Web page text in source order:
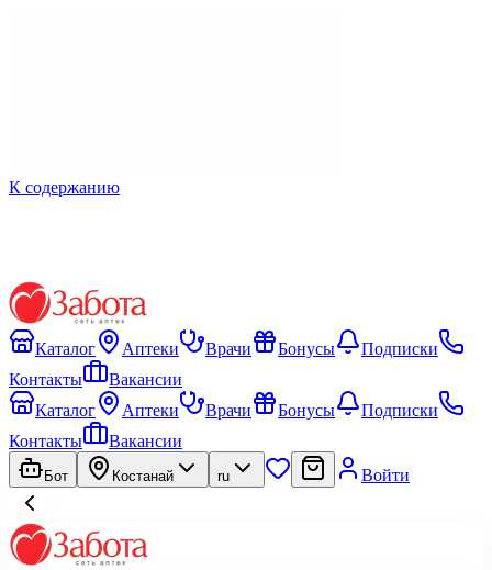
К содержанию
Каталог Аптеки Врачи Бонусы
Подписки
Контакты
Вакансии
Каталог
Аптеки Врачи Бонусы
Подписки
Контакты
Вакансии
Бот Костанай ru Войти